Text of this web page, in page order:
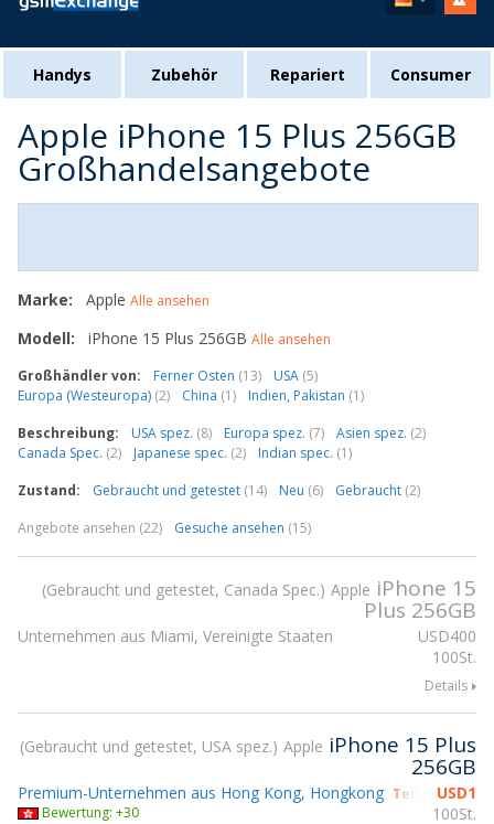
Handys Zubehör Repariert Consumer
Apple iPhone 15 Plus 256GB
Großhandelsangebote
Marke: Apple Alle ansehen
Modell: iPhone 15 Plus 256GB Alle ansehen
Großhändler von:
Ferner Osten (13) USA (5)
Europa (Westeuropa) (2) China (1) Indien, Pakistan (1)
Beschreibung:
USA spez. (8) Europa spez. (7) Asien spez. (2)
Canada Spec. (2) Japanese spec. (2) Indian spec. (1)
Zustand:
Gebraucht und getestet (14) Neu (6) Gebraucht (2)
Angebote ansehen (22)
Gesuche ansehen (15)
Gebraucht und getestet, Canada Spec. Apple iPhone 15
Plus 256GB
USD400
100St.
Unternehmen aus Miami, Vereinigte Staaten
Details
Gebraucht und getestet, USA spez. Apple iPhone 15 Plus
256GB
USD1
100St.
Premium-Unternehmen aus Hong Kong, Hongkong Teilnahme
Bewertung: +30